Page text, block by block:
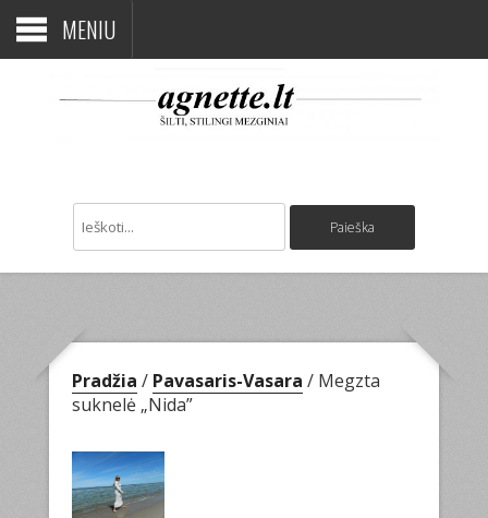
MENIU
Pradžia / Pavasaris-Vasara / Megzta
suknelė „Nida”